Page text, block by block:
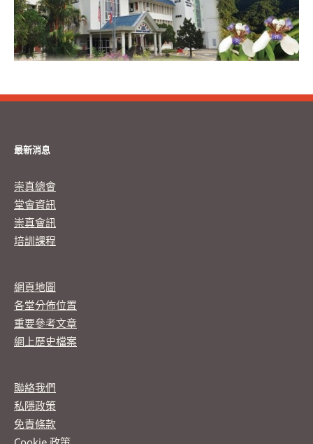
最新消息
崇真總會
堂會資訊
崇真會訊
培訓課程
網頁地圖
各堂分佈位置
重要參考文章
網上歷史檔案
聯絡我們
私隱政策
免責條款